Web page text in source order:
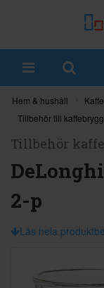
Hem & hushåll
Tillbehör till
Tillbehör kaffe
2-p
Läs hela